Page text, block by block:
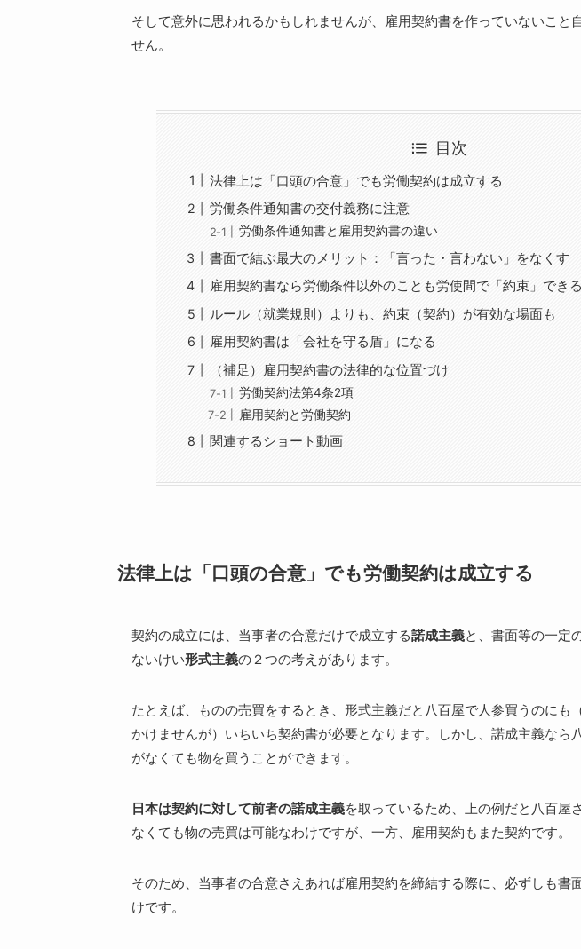
そして意外に思われるかもしれませんが、雇用契約書を作っていないこと
せん。
目次
法律上は「口頭の合意」でも労働契約は成立する
労働条件通知書の交付義務に注意
労働条件通知書と雇用契約書の違い
書面で結ぶ最大のメリット：「言った・言わない」をなくす
雇用契約書なら労働条件以外のことも労使間で「約束」できる
ルール（就業規則）よりも、約束（契約）が有効な場面も
雇用契約書は「会社を守る盾」になる
（補足）雇用契約書の法律的な位置づけ
労働契約法第4条2項
雇用契約と労働契約
関連するショート動画
法律上は「口頭の合意」でも労働契約は成立する
契約の成立には、当事者の合意だけで成立する諾成主義と、書面等の一定
ないけい形式主義の２つの考えがあります。
たとえば、ものの売買をするとき、形式主義だと八百屋で人参買うのにも
かけませんが）いちいち契約書が必要となります。しかし、諾成主義なら
がなくても物を買うことができます。
日本は契約に対して前者の諾成主義を取っているため、上の例だと八百屋
なくても物の売買は可能なわけですが、一方、雇用契約もまた契約です。
そのため、当事者の合意さえあれば雇用契約を締結する際に、必ずしも書
けです。